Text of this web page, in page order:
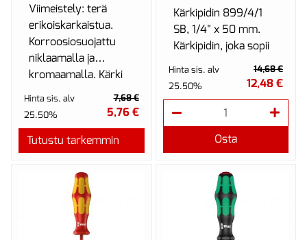
Viimeistely: terä
erikoiskarkaistua.
Korroosiosuojattu
niklaamalla ja
kromaamalla. Kärki
mustaoksidoitu.
Pysyvä värikood...
Hinta sis. alv
25.50%
7,68 €
5,76 €
Tutustu tarkemmin
Kärkipidin 899/4/1
SB, 1/4" x 50 mm.
Kärkipidin, joka sopii
sellaisten bits-
on 1/4" kuus...
Hinta sis. alv
25.50%
14,68 €
12,48 €
Osta